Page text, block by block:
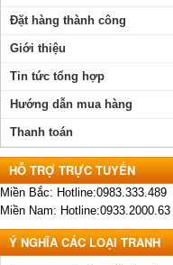
Đặt hàng thành công
Giới thiệu
Tin tức tổng hợp
Hướng dẫn mua hàng
Thanh toán
HỖ TRỢ TRỰC TUYẾN
Miền Bắc: Hotline:0983.333.489
Miền Nam: Hotline:0933.2000.63
Ý NGHĨA CÁC LOẠI TRANH